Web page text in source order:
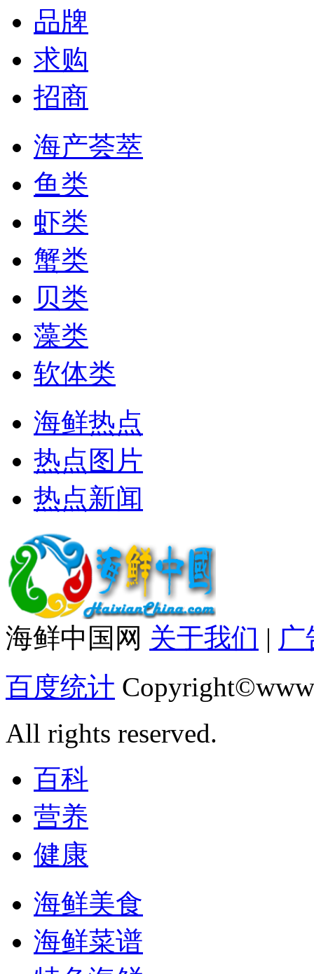
品牌
求购
招商
海产荟萃
鱼类
虾类
蟹类
贝类
藻类
软体类
海鲜热点
热点图片
热点新闻
海鲜中国网 关于我们 | 广
百度统计
All rights reserved.
百科
营养
健康
海鲜美食
海鲜菜谱